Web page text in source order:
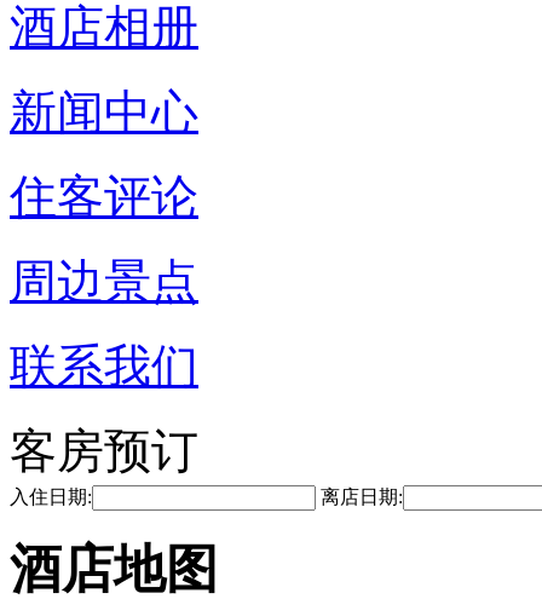
酒店相册
新闻中心
住客评论
周边景点
联系我们
客房预订
入住日期: 离店日期:
酒店地图